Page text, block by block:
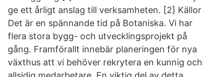
ge ett årligt anslag till verksamheten. [2] Källor
Det är en spännande tid på Botaniska. Vi har
flera stora bygg- och utvecklingsprojekt på
gång. Framförallt innebär planeringen för nya
växthus att vi behöver rekrytera en kunnig och